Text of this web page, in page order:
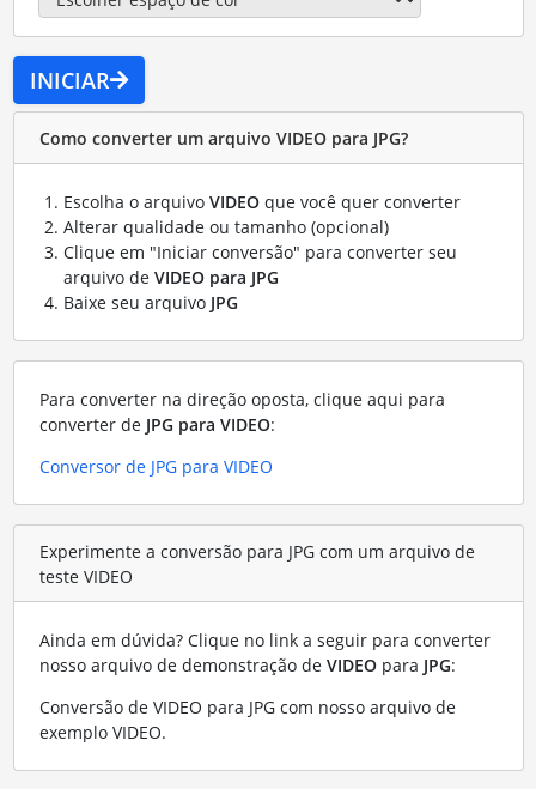
INICIAR
Como converter um arquivo VIDEO para JPG?
Escolha o arquivo VIDEOque você quer converter
Alterar qualidade ou tamanho (opcional)
Clique em "Iniciar conversão" para converter seu
arquivo de VIDEO para JPG
Baixe seu arquivo JPG
Para converter na direção oposta, clique aqui para
converter de JPG para VIDEO:
Conversor de JPG para VIDEO
Experimente a conversão para JPG com um arquivo de
teste VIDEO
Ainda em dúvida? Clique no link a seguir para converter
nosso arquivo de demonstração de VIDEOpara JPG:
Conversão de VIDEO para JPG com nosso arquivo de
exemplo VIDEO.